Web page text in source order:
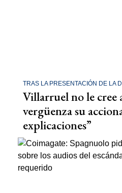
TRAS LA PRESENTACIÓN DE LA
Villarruel no le cree
vergüenza su
explicaciones”